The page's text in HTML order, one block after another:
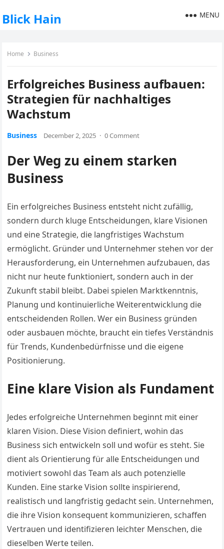
Blick Hain MENU
Home Business
Erfolgreiches Business aufbauen:
Strategien für nachhaltiges
Wachstum
Business December 2, 2025 · 0 Comment
Der Weg zu einem starken
Business
Ein erfolgreiches Business entsteht nicht zufällig,
sondern durch kluge Entscheidungen, klare Visionen
und eine Strategie, die langfristiges Wachstum
ermöglicht. Gründer und Unternehmer stehen vor der
Herausforderung, ein Unternehmen aufzubauen, das
nicht nur heute funktioniert, sondern auch in der
Zukunft stabil bleibt. Dabei spielen Marktkenntnis,
Planung und kontinuierliche Weiterentwicklung die
entscheidenden Rollen. Wer ein Business gründen
oder ausbauen möchte, braucht ein tiefes Verständnis
für Trends, Kundenbedürfnisse und die eigene
Positionierung.
Eine klare Vision als Fundament
Jedes erfolgreiche Unternehmen beginnt mit einer
klaren Vision. Diese Vision definiert, wohin das
Business sich entwickeln soll und wofür es steht. Sie
dient als Orientierung für alle Entscheidungen und
motiviert sowohl das Team als auch potenzielle
Kunden. Eine starke Vision sollte inspirierend,
realistisch und langfristig gedacht sein. Unternehmen,
die ihre Vision konsequent kommunizieren, schaffen
Vertrauen und identifizieren leichter Menschen, die
dieselben Werte teilen.